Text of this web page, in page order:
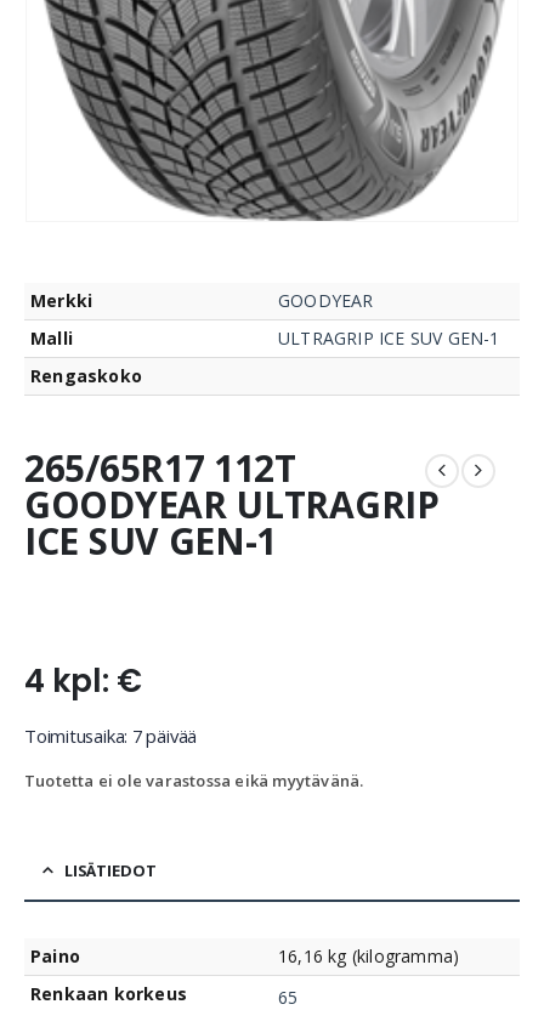
Merkki
GOODYEAR
Malli
ULTRAGRIP ICE SUV GEN-1
Rengaskoko
265/65R17 112T
GOODYEAR ULTRAGRIP
ICE SUV GEN-1
4 kpl: €
Toimitusaika: 7 päivää
Tuotetta ei ole varastossa eikä myytävänä.
LISÄTIEDOT
Paino
16,16 kg (kilogramma)
Renkaan korkeus
65